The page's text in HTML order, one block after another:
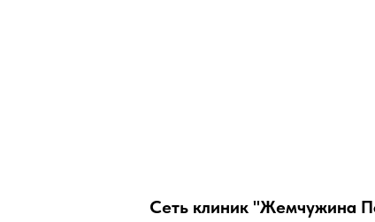
Сеть клиник "Жемчужина